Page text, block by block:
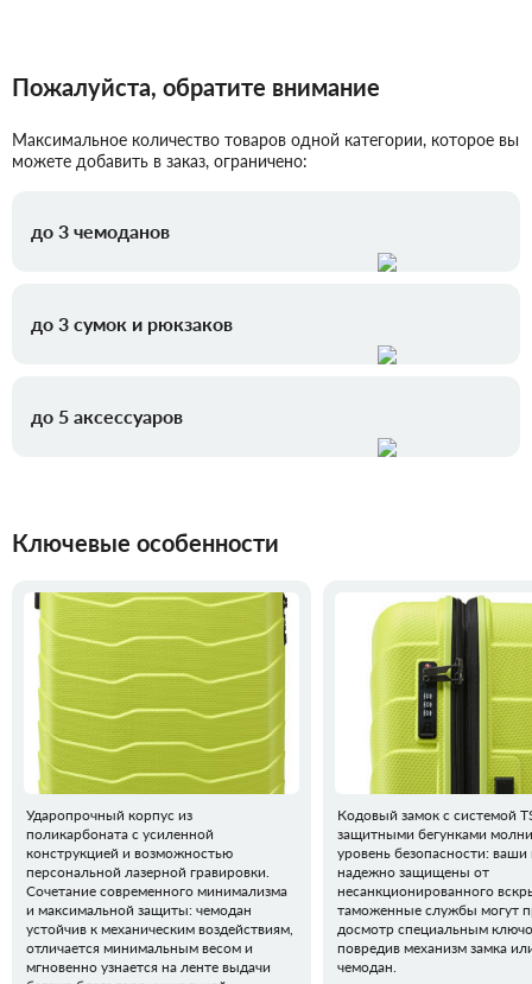
Пожалуйста, обратите внимание
Максимальное количество товаров одной категории, которое вы
можете добавить в заказ, ограничено:
до 3 чемоданов
до 3 сумок и рюкзаков
до 5 аксессуаров
Ключевые особенности
Ударопрочный корпус из
поликарбоната с усиленной
конструкцией и возможностью
персональной лазерной гравировки.
Сочетание современного минимализма
и максимальной защиты: чемодан
устойчив к механическим воздействиям,
отличается минимальным весом и
мгновенно узнается на ленте выдачи
Кодовый замок с системой
защитными бегунками
уровень безопасности:
надежно защищены от
несанкционированного
таможенные службы могут
досмотр специальным
повредив механизм замка
чемодан.